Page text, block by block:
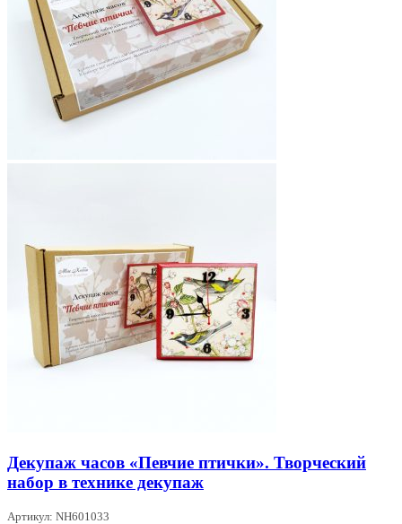
Декупаж часов «Певчие птички». Творческий
набор в технике декупаж
Артикул: NH601033